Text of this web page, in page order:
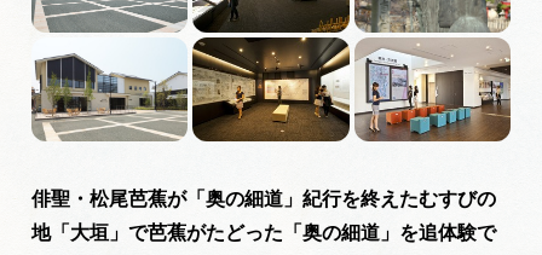
イベント
グルメ
アクセス
俳聖・松尾芭蕉が「奥の細道」紀行を終えたむすびの
地「大垣」で芭蕉がたどった「奥の細道」を追体験で